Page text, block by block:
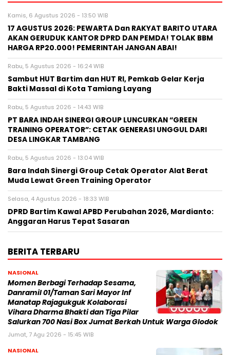
Kamis, 6 Agustus 2026 - 13:50 WIB
17 AGUSTUS 2026: PEWARTA Dan RAKYAT BARITO UTARA
AKAN GERUDUK KANTOR DPRD DAN PEMDA! TOLAK BBM
HARGA RP20.000! PEMERINTAH JANGAN ABAI!
Rabu, 5 Agustus 2026 - 16:24 WIB
Sambut HUT Bartim dan HUT RI, Pemkab Gelar Kerja
Bakti Massal di Kota Tamiang Layang
Rabu, 5 Agustus 2026 - 14:43 WIB
PT BARA INDAH SINERGI GROUP LUNCURKAN “GREEN
TRAINING OPERATOR”: CETAK GENERASI UNGGUL DARI
DESA LINGKAR TAMBANG
Rabu, 5 Agustus 2026 - 13:04 WIB
Bara Indah Sinergi Group Cetak Operator Alat Berat
Muda Lewat Green Training Operator
Selasa, 4 Agustus 2026 - 18:33 WIB
DPRD Bartim Kawal APBD Perubahan 2026, Mardianto:
Anggaran Harus Tepat Sasaran
BERITA TERBARU
NASIONAL
Momen Berbagi Terhadap Sesama,
Danramil 01/Taman Sari Mayor Inf
Manatap Rajagukguk Kolaborasi
Vihara Dharma Bhakti dan Tiga Pilar
Salurkan 700 Nasi Box Jumat Berkah Untuk Warga Glodok
Jumat, 7 Agu 2026 - 15:45 WIB
NASIONAL